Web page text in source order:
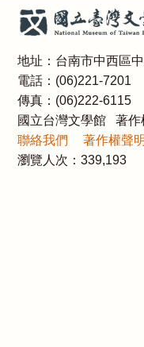
地址：台南市中西區
電話：(06)221-7201
傳真：(06)222-6115
國立台灣文學館 著作
聯絡我們
著作權聲明
瀏覽人次：339,193